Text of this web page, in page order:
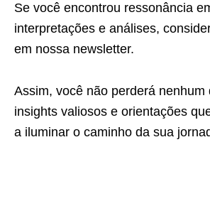
Se você encontrou ressonância
interpretações e análises,
em nossa newsletter.
Assim, você não perderá nenhum
insights valiosos e orientações
a iluminar o caminho da sua